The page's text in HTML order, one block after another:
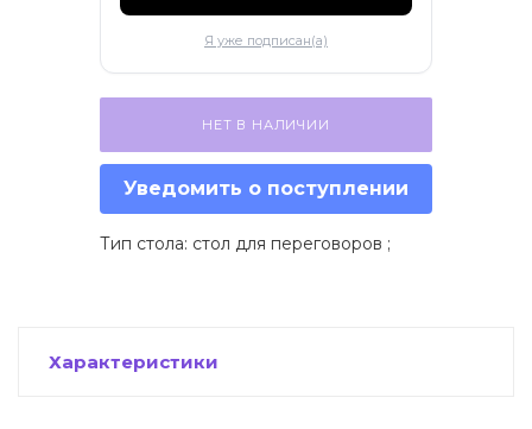
Я уже подписан(а)
НЕТ В НАЛИЧИИ
Уведомить о поступлении
Тип стола: стол для переговоров ;
Характеристики